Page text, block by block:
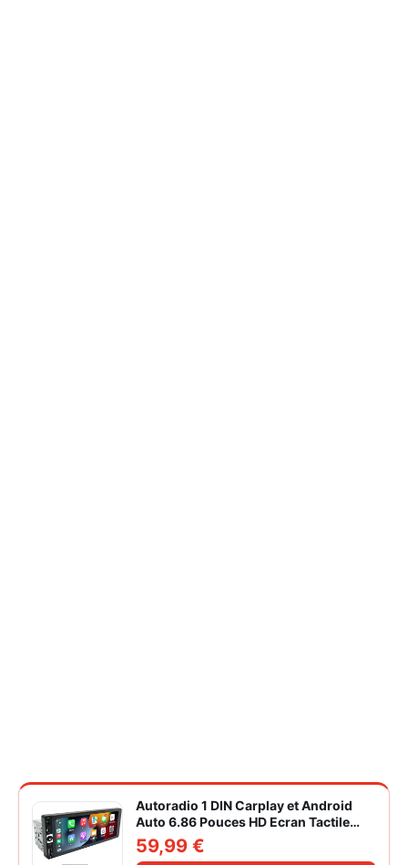
Autoradio 1 DIN Carplay et Android
Auto 6.86 Pouces HD Ecran Tactile
Poste Radio Voiture Soutien Lien
Miroir iOS/Android/Radio FM/USB/EQ
59,99 €